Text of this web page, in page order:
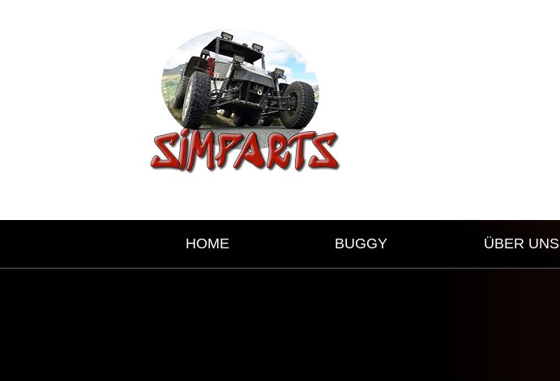
HOME BUGGY ÜBER UNS